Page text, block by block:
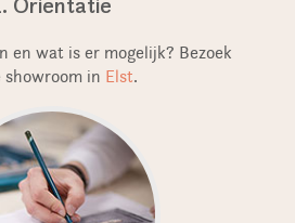
en wat is er mogelijk? Bezoek
showroom in Elst.